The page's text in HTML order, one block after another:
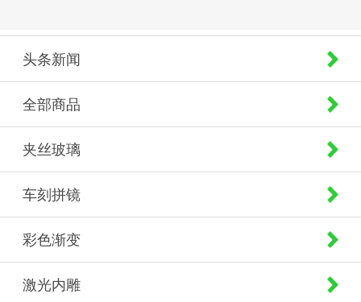
头条新闻
全部商品
夹丝玻璃
车刻拼镜
彩色渐变
激光内雕